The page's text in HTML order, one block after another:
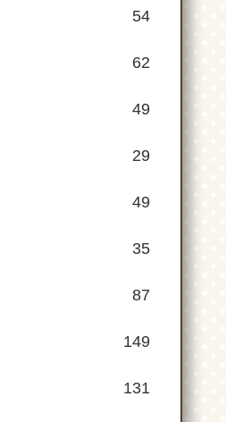
54
62
49
29
49
35
87
149
131